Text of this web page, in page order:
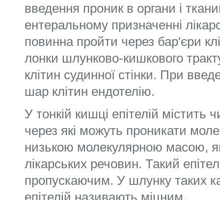
введення проник в орга­ни і
ентеральному призначенні
повинна пройти через бар'єри
лонки шлунково-кишкового
клітин судин­ної стінки. При
шар клітин ендотелію.
У тонкій кишці епітелій містить
через які можуть проникати
низькою молекулярною масою,
лікарських речовин. Такий
пропускаючим. У шлунку таких
епітелій називають міцним.